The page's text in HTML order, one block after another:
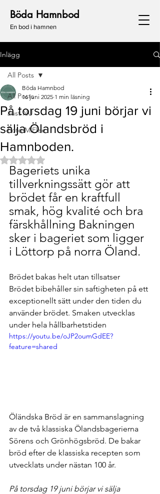
Böda Hamnbod
En bod i hamnen
Inlägg
All Posts
Just NU
Foto-MiFlee
All Posts
På torsdag 19 juni börjar vi
sälja Ölandsbröd i
Hamnboden.
Böda Hamnbod
16 juni 2025 1 min läsning
Betygsatt till NaN av 5 stjärnor.
Bageriets unika
tillverkningssätt gör att
brödet får en kraftfull
smak, hög kvalité och bra
färskhållning Bakningen
sker i bageriet som ligger
i Löttorp på norra Öland.
Brödet bakas helt utan tillsatser
Brödet bibehåller sin saftigheten på ett
exceptionellt sätt under den tiden du
använder brödet. Smaken utvecklas
under hela hållbarhetstiden
https://youtu.be/oJP2oumGdEE?
feature=shared
Öländska Bröd är en sammanslagning
av de två klassiska Ölandsbagerierna
Sörens och Grönhögsbröd. De bakar
bröd efter de klassiska recepten som
utvecklats under nästan 100 år.
På torsdag 19 juni börjar vi sälja